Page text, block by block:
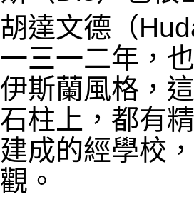
胡達文德（
一三一二年，
伊斯蘭風格，
石柱上，都有
建成的經學校
觀。